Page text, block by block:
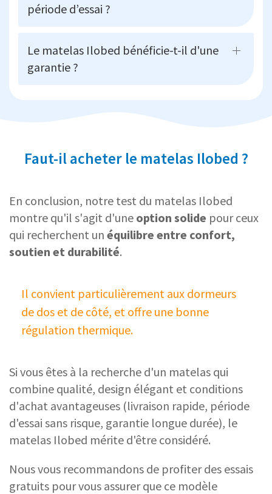
période d’essai ?
Le matelas Ilobed bénéficie-t-il d'une
garantie ?
Faut-il acheter le matelas Ilobed ?
En conclusion, notre test du matelas Ilobed
montre qu'il s'agit d'une option solide pour ceux
qui recherchent un équilibre entre confort,
soutien et durabilité.
Il convient particulièrement aux dormeurs
de dos et de côté, et offre une bonne
régulation thermique.
Si vous êtes à la recherche d'un matelas qui
combine qualité, design élégant et conditions
d'achat avantageuses (livraison rapide, période
d'essai sans risque, garantie longue durée), le
matelas Ilobed mérite d'être considéré.
Nous vous recommandons de profiter des essais
gratuits pour vous assurer que ce modèle